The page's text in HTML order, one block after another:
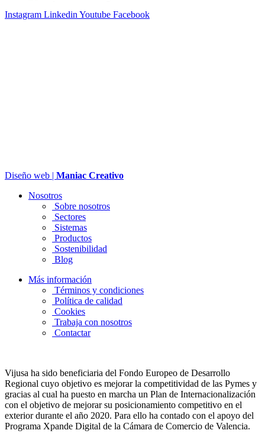
Instagram Linkedin Youtube Facebook
Diseño web | Maniac Creativo
Nosotros
Sobre nosotros
Sectores
Sistemas
Productos
Sostenibilidad
Blog
Más información
Términos y condiciones
Política de calidad
Cookies
Trabaja con nosotros
Contactar
Vijusa ha sido beneficiaria del Fondo Europeo de Desarrollo
Regional cuyo objetivo es mejorar la competitividad de las Pymes y
gracias al cual ha puesto en marcha un Plan de Internacionalización
con el objetivo de mejorar su posicionamiento competitivo en el
exterior durante el año 2020. Para ello ha contado con el apoyo del
Programa Xpande Digital de la Cámara de Comercio de Valencia.